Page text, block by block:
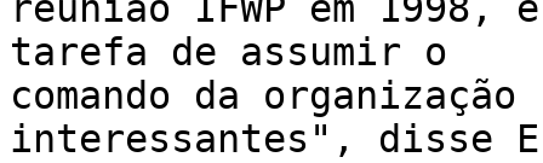
reunião IFWP em
tarefa de assumir o
comando da
interessantes", disse